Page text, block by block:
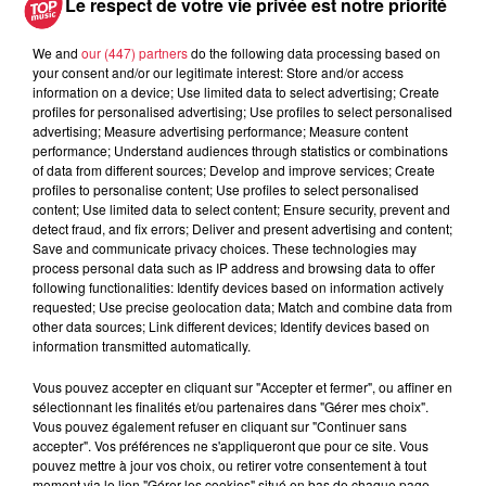
À découvrir également
We and our (447) partnersdo the following data processing based on
your consent and/or our legitimate interest: Store and/or access
information on a device; Use limited data to select advertising; Create
profiles for personalised advertising; Use profiles to select personalised
advertising; Measure advertising performance; Measure content
performance; Understand audiences through statistics or combinations
of data from different sources; Develop and improve services; Create
profiles to personalise content; Use profiles to select personalised
content; Use limited data to select content; Ensure security, prevent and
detect fraud, and fix errors; Deliver and present advertising and content;
Save and communicate privacy choices. These technologies may
process personal data such as IP address and browsing data to offer
following functionalities: Identify devices based on information actively
requested; Use precise geolocation data; Match and combine data from
other data sources; Link different devices; Identify devices based on
information transmitted automatically.
Vous pouvez accepter en cliquant sur "Accepter et fermer", ou affiner en
sélectionnant les finalités et/ou partenaires dans "Gérer mes choix".
Vous pouvez également refuser en cliquant sur "Continuer sans
accepter". Vos préférences ne s'appliqueront que pour ce site. Vous
pouvez mettre à jour vos choix, ou retirer votre consentement à tout